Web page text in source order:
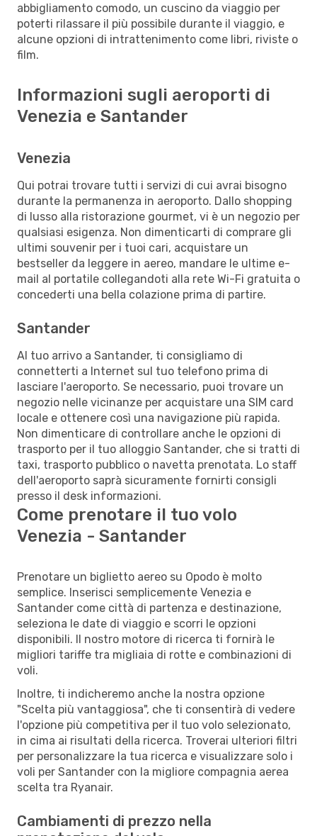
abbigliamento comodo, un cuscino da viaggio per
poterti rilassare il più possibile durante il viaggio, e
alcune opzioni di intrattenimento come libri, riviste o
film.
Informazioni sugli aeroporti di
Venezia e Santander
Venezia
Qui potrai trovare tutti i servizi di cui avrai bisogno
durante la permanenza in aeroporto. Dallo shopping
di lusso alla ristorazione gourmet, vi è un negozio per
qualsiasi esigenza. Non dimenticarti di comprare gli
ultimi souvenir per i tuoi cari, acquistare un
bestseller da leggere in aereo, mandare le ultime e-
mail al portatile collegandoti alla rete Wi-Fi gratuita o
concederti una bella colazione prima di partire.
Santander
Al tuo arrivo a Santander, ti consigliamo di
connetterti a Internet sul tuo telefono prima di
lasciare l'aeroporto. Se necessario, puoi trovare un
negozio nelle vicinanze per acquistare una SIM card
locale e ottenere così una navigazione più rapida.
Non dimenticare di controllare anche le opzioni di
trasporto per il tuo alloggio Santander, che si tratti di
taxi, trasporto pubblico o navetta prenotata. Lo staff
dell'aeroporto saprà sicuramente fornirti consigli
presso il desk informazioni.
Come prenotare il tuo volo
Venezia - Santander
Prenotare un biglietto aereo su Opodo è molto
semplice. Inserisci semplicemente Venezia e
Santander come città di partenza e destinazione,
seleziona le date di viaggio e scorri le opzioni
disponibili. Il nostro motore di ricerca ti fornirà le
migliori tariffe tra migliaia di rotte e combinazioni di
voli.
Inoltre, ti indicheremo anche la nostra opzione
"Scelta più vantaggiosa", che ti consentirà di vedere
l'opzione più competitiva per il tuo volo selezionato,
in cima ai risultati della ricerca. Troverai ulteriori filtri
per personalizzare la tua ricerca e visualizzare solo i
voli per Santander con la migliore compagnia aerea
scelta tra Ryanair.
Cambiamenti di prezzo nella